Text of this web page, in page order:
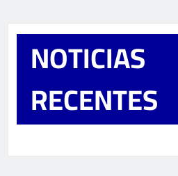
NOTICIAS
RECENTES